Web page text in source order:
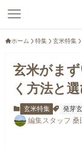
ホーム 特集 玄米特集
玄米がま
く方法と
玄米特集 発芽
編集スタッフ 桑